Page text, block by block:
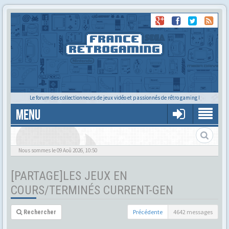
Le forum des collectionneurs de jeux vidéo et passionnés de rétro gaming !
MENU
Nous sommes le 09 Aoû 2026, 10:50
[PARTAGE]LES JEUX EN
COURS/TERMINÉS CURRENT-GEN
Précédente 4642 messages
Rechercher